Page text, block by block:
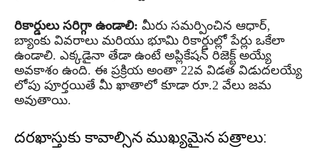
రికార్డులు సరిగ్గా ఉండాలి: మీరు సమర్పించిన ఆధార్,
బ్యాంకు వివరాలు మరియు భూమి రికార్డుల్లో పేర్లు ఒకేలా
ఉండాలి. ఎక్కడైనా తేడా ఉంటే అప్లికేషన్ రిజెక్ట్ అయ్యే
అవకాశం ఉంది. ఈ ప్రక్రియ అంతా 22వ విడత విడుదలయ్యే
లోపు పూర్తయితే మీ ఖాతాలో కూడా రూ.2 వేలు జమ
అవుతాయి.
దరఖాస్తుకు కావాల్సిన ముఖ్యమైన పత్రాలు: